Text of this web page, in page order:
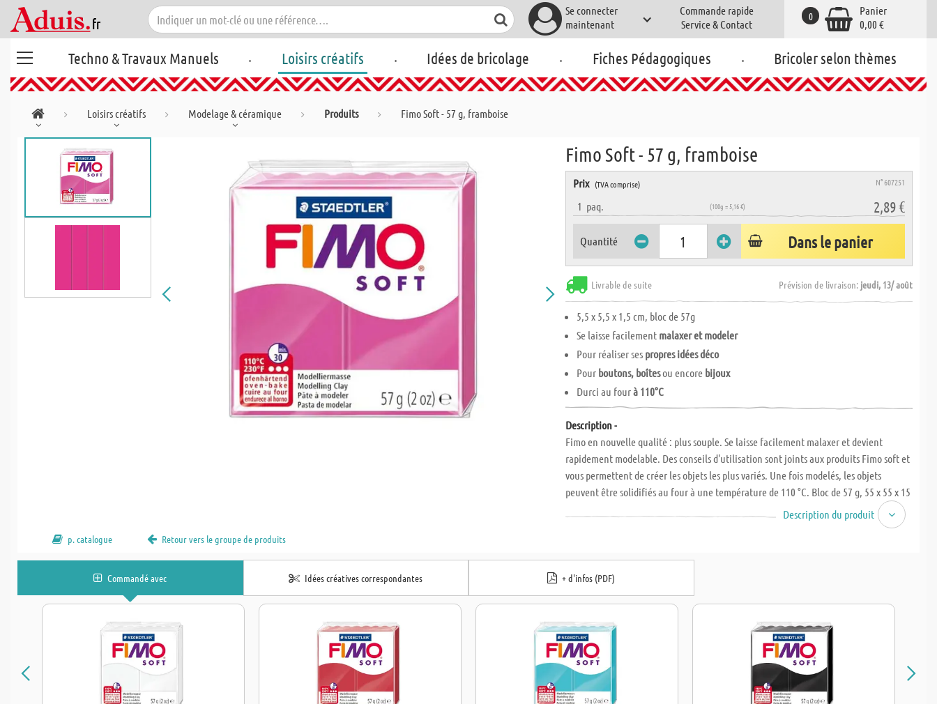
Se connecter
maintenant
Commande rapide
Service & Contact
Panier
0,00 €
0
Techno & Travaux Manuels . Loisirs créatifs . Idées de bricolage . Fiches Pédagogiques . Bricoler selon thèmes
Loisirs créatifs Modelage & céramique Produits Fimo Soft - 57 g, framboise
Fimo Soft - 57 g, framboise
Prix (TVA comprise) N° 607251
1 paq. (100g = 5,16 €) 2,89 €
Quantité Dans le panier
Livrable de suite Prévision de livraison: jeudi, 13/ août
5,5 x 5,5 x 1,5 cm, bloc de 57g
Se laisse facilement malaxer et modeler
Pour réaliser ses propres idées déco
Pour boutons, boîtesou encore bijoux
Durci au fourà 110°C
Description -
Fimo en nouvelle qualité : plus souple. Se laisse facilement malaxer et devient
rapidement modelable. Des conseils d'utilisation sont joints aux produits Fimo soft et
vous permettent de créer les objets les plus variés. Une fois modelés, les objets
peuvent être solidifiés au four à une température de 110 °C. Bloc de 57 g, 55 x 55 x 15
Description du produit
p. catalogue Retour vers le groupe de produits
Commandé avec Idées créatives correspondantes + d'infos (PDF)